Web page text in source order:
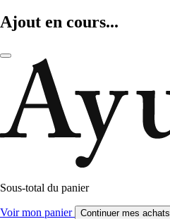
Ajout en cours...
Sous-total du panier
Voir mon panier Continuer mes achats